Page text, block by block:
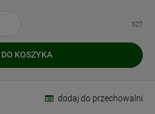
szt
DO KOSZYKA
dodaj do przechowalni